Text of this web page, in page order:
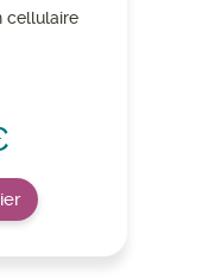
cellulaire